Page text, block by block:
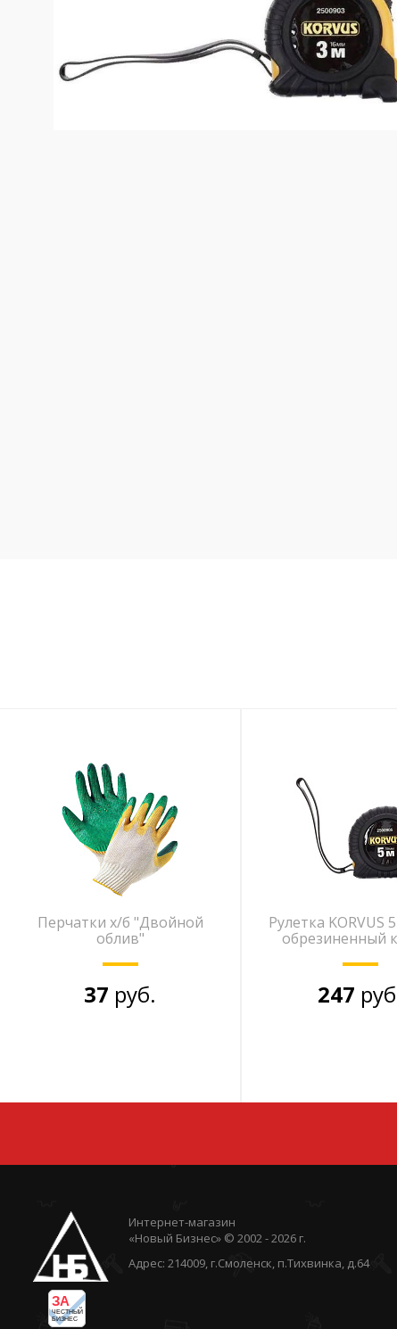
Перчатки х/б "Двойной
облив"
37 руб.
Рулетка KORVUS
обрезиненный
247
ЗА
ЧЕСТНЫЙ
БИЗНЕС
Интернет-магазин
«Новый Бизнес» © 2002 - 2026 г.
Адрес: 214009, г.Смоленск, п.Тихвинка, д.64